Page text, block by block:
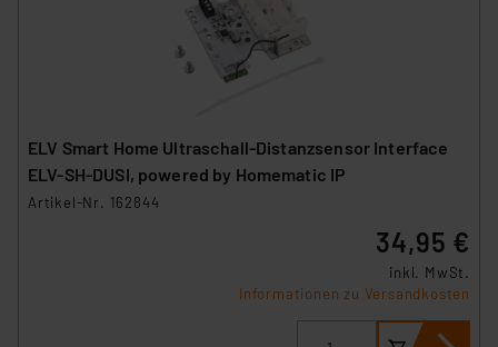
ELV Smart Home Ultraschall-Distanzsensor Interface
ELV-SH-DUSI, powered by Homematic IP
Artikel-Nr. 162844
34,95 €
inkl. MwSt.
Informationen zu Versandkosten